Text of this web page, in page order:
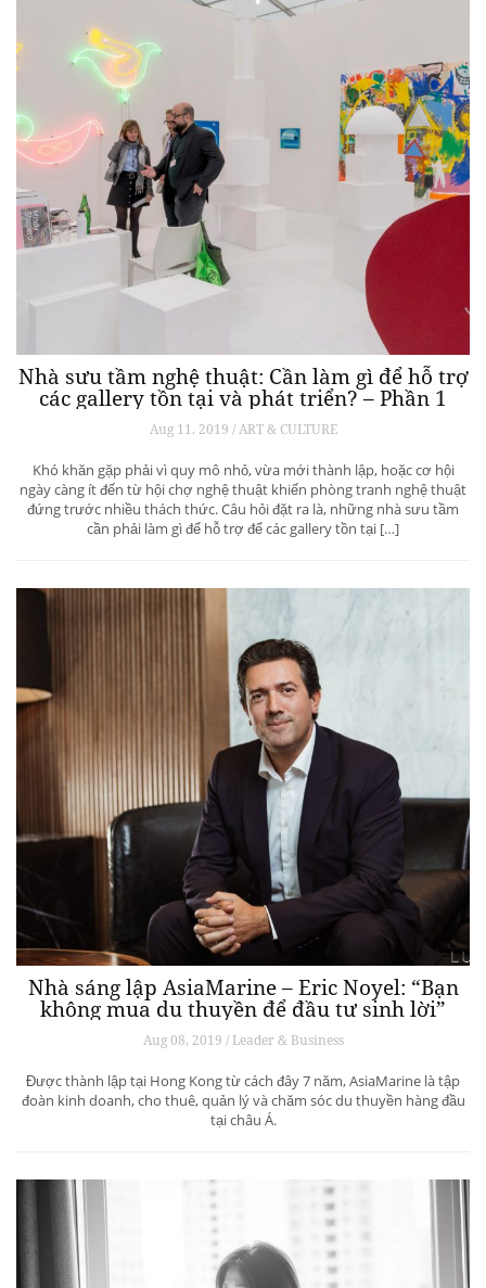
Nhà sưu tầm nghệ thuật: Cần làm gì để hỗ trợ
các gallery tồn tại và phát triển? – Phần 1
Aug 11, 2019 / ART & CULTURE
Khó khăn gặp phải vì quy mô nhỏ, vừa mới thành lập, hoặc cơ hội
ngày càng ít đến từ hội chợ nghệ thuật khiến phòng tranh nghệ thuật
đứng trước nhiều thách thức. Câu hỏi đặt ra là, những nhà sưu tầm
cần phải làm gì để hỗ trợ để các gallery tồn tại […]
Nhà sáng lập AsiaMarine – Eric Noyel: “Bạn
không mua du thuyền để đầu tư sinh lời”
Aug 08, 2019 / Leader & Business
Được thành lập tại Hong Kong từ cách đây 7 năm, AsiaMarine là tập
đoàn kinh doanh, cho thuê, quản lý và chăm sóc du thuyền hàng đầu
tại châu Á.